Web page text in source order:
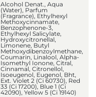
Alcohol Denat., Aqua
(Water), Parfum
(Fragrance), Ethylhexyl
Methoxycinnamate,
Benzophenone-3,
Ethylhexyl Salicylate,
Hydroxycitronellal,
Limonene, Butyl
Methoxydibenzoylmethane,
Coumarin, Linalool, Alpha-
Isomethyl Ionone, Citral,
Cinnamal, Citronellol,
Isoeugenol, Eugenol, Bht,
Ext. Violet 2 (Ci 60730), Red
33 (Ci 17200), Blue 1 (Ci
42090), Yellow 5 (Ci 19140)